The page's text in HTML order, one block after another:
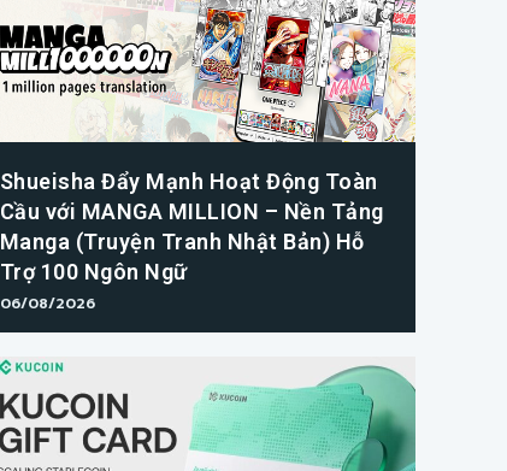
Shueisha Đẩy Mạnh Hoạt Động Toàn
Cầu với MANGA MILLION – Nền Tảng
Manga (Truyện Tranh Nhật Bản) Hỗ
Trợ 100 Ngôn Ngữ
06/08/2026